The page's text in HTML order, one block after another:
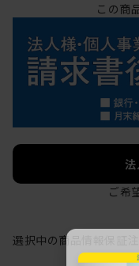
この商
ご希
選択中の商品情報